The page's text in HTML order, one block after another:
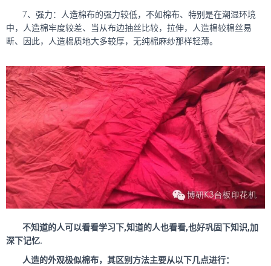
7、强力：人造棉布的强力较低，不如棉布、特别是在潮湿环境
中，人造棉牢度较差、当从布边抽丝比较，拉伸，人造棉较棉丝易
断、因此，人造棉质地大多较厚，无纯棉麻纱那样轻薄。
不知道的人可以看看学习下,知道的人也看看,也好巩固下知识,加
深下记忆.
人造的外观极似棉布，其区别方法主要从以下几点进行：